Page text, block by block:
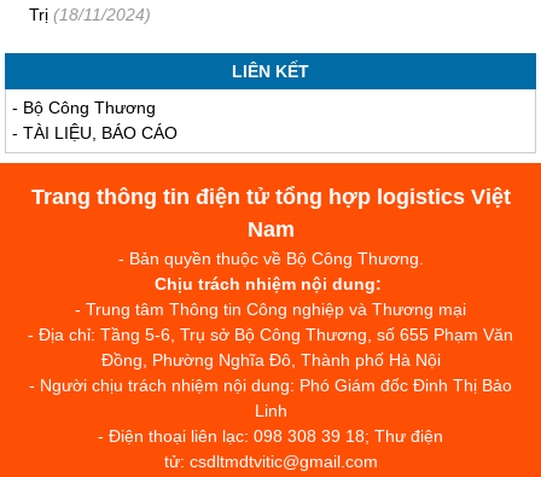
Trị (18/11/2024)
LIÊN KẾT
- Bộ Công Thương
-TÀI LIỆU, BÁO CÁO
Trang thông tin điện tử tổng hợp logistics Việt
Nam
- Bản quyền thuộc về Bộ Công Thương.
Chịu trách nhiệm nội dung:
- Trung tâm Thông tin Công nghiệp và Thương mại
- Địa chỉ: Tầng 5-6, Trụ sở Bộ Công Thương, số 655 Phạm Văn
Đồng, Phường Nghĩa Đô, Thành phố Hà Nội
- Người chịu trách nhiệm nội dung: Phó Giám đốc Đinh Thị Bảo
Linh
- Điện thoại liên lạc: 098 308 39 18; Thư điện
tử: csdltmdtvitic@gmail.com